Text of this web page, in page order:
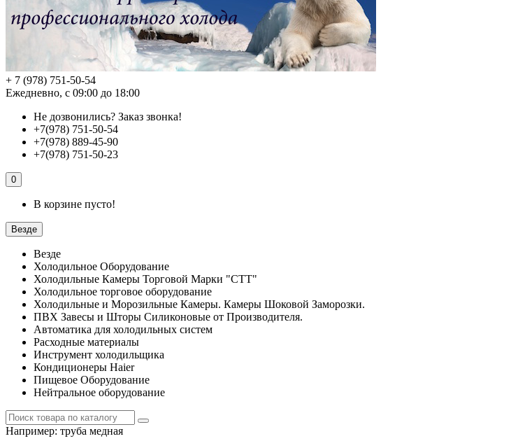
+ 7 (978) 751-50-54
Ежедневно, с 09:00 до 18:00
Не дозвонились? Заказ звонка!
+7(978) 751-50-54
+7(978) 889-45-90
+7(978) 751-50-23
0
В корзине пусто!
Везде
Везде
Холодильное Оборудование
Холодильные Камеры Торговой Марки "СТТ"
Холодильное торговое оборудование
Холодильные и Морозильные Камеры. Камеры Шоковой Заморозки.
ПВХ Завесы и Шторы Силиконовые от Производителя.
Автоматика для холодильных систем
Расходные материалы
Инструмент холодильщика
Кондиционеры Haier
Пищевое Оборудование
Нейтральное оборудование
Например: труба медная